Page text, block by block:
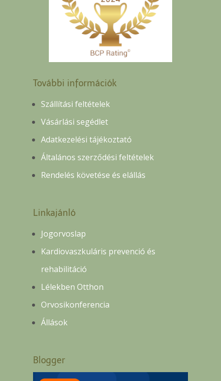
További információk
Szállítási feltételek
Vásárlási segédlet
Adatkezelési tájékoztató
Általános szerződési feltételek
Rendelés követése és elállás
Linkajánló
Jogorvoslap
Kardiovaszkuláris prevenció és
rehabilitáció
Lélekben Otthon
Orvosikonferencia
Állások
Blogger